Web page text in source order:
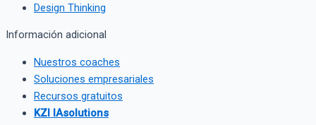
Design Thinking
Información adicional
Nuestros coaches
Soluciones empresariales
Recursos gratuitos
KZI IAsolutions